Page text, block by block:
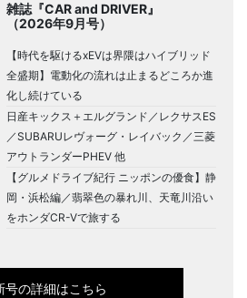
雑誌『CAR and DRIVER』
（2026年9月号）
【時代を駆けるxEVは界隈はハイブリッド
全盛期】電動化の流れは止まるどころか進
化し続けている
日産キックス＋エルグランド／レクサスES
／SUBARUレヴォーグ・レイバック／三菱
アウトランダーPHEV 他
【グルメドライブ紀行 ニッポンの優食】静
岡・浜松編／翡翠色の暴れ川、天竜川沿い
をホンダCR-Vで旅する
号の詳細はこちら